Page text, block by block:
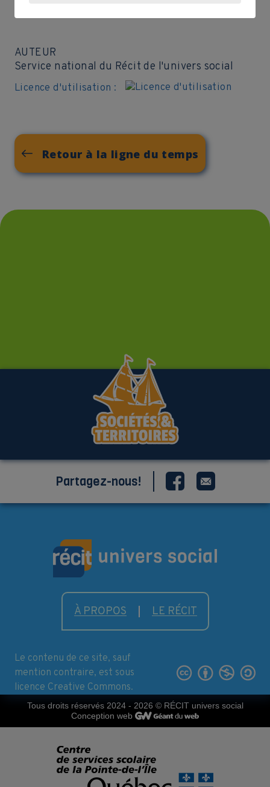
AUTEUR
Service national du Récit de l'univers social
Licence d'utilisation :
Retour à la ligne du temps
À PROPOS LE RÉCIT
Le contenu de ce site, sauf
mention contraire, est sous
licence Creative Commons.
Partagez-nous!
Tous droits réservés 2024 - 2026 © RÉCIT univers social
Conception web